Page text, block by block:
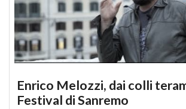
Enrico Melozzi, dai colli
Festival di Sanremo